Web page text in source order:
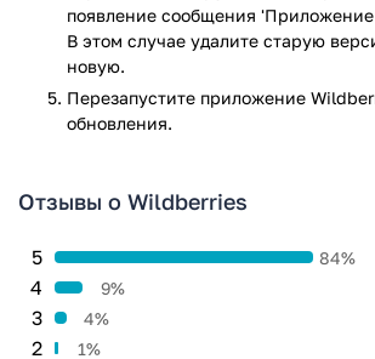
появление сообщения 'Приложение
В этом случае удалите старую
новую.
Перезапустите приложениe
обновления.
Отзывы о Wildberries
2 1%
3 4%
4 9%
5 84%